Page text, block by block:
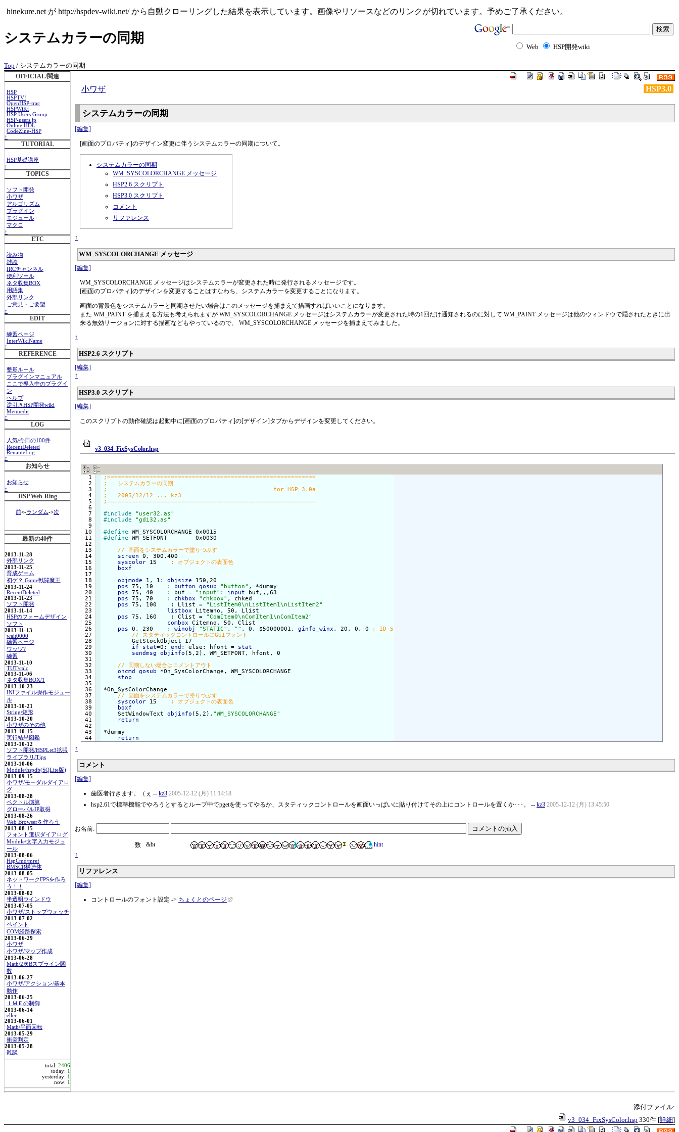
hinekure.net が http://hspdev-wiki.net/ から自動クローリングした結果を表示しています。画像やリソースなどのリンクが切れています。予めご了承ください。
システムカラーの同期
Web HSP開発wiki
Top / システムカラーの同期
OFFICIAL/関連
HSP
HSPTV!
OpenHSP-trac
HSPWiKi
HSP Users Group
HSP-users.jp
Online HDL
CodeZine-HSP
↑
TUTORIAL
HSP基礎講座
↑
TOPICS
ソフト開発
小ワザ
アルゴリズム
プラグイン
モジュール
マクロ
↑
ETC
読み物
雑談
IRCチャンネル
便利ツール
ネタ収集BOX
用語集
外部リンク
ご意見・ご要望
↑
EDIT
練習ページ
InterWikiName
↑
REFERENCE
整形ルール
プラグインマニュアル
ここで導入中のプラグイ
ン
ヘルプ
逆引きHSP開発wiki
Menuedit
↑
LOG
人気/今日の100件
RecentDeleted
RenameLog
↑
お知らせ
お知らせ
↑
HSP Web-Ring
前<-ランダム->次
最新の40件
2013-11-28
外部リンク
2013-11-25
育成ゲーム
初ゲ？ Game戦闘魔王
2013-11-24
RecentDeleted
2013-11-23
ソフト開発
2013-11-14
HSPのフォームデザイン
ソフト
2013-11-13
wait0000
練習ページ
ワッツ?
練習
2013-11-10
TUT/calc
2013-11-06
ネタ収集BOX/1
2013-10-23
INIファイル操作モジュー
ル
2013-10-21
String/矩形
2013-10-20
小ワザのその他
2013-10-15
実行結果図鑑
2013-10-12
ソフト開発/HSPLet3拡張
ライブラリ/Tips
2013-10-06
Module/hspdb(SQLite版)
2013-09-15
小ワザ/モーダルダイアロ
グ
2013-08-28
ベクトル演算
グローバルIP取得
2013-08-26
Web Browserを作ろう
2013-08-15
フォント選択ダイアログ
Module/文字入力モジュ
ール
2013-08-06
HspCmd/mref
BMSCR構造体
2013-08-05
ネットワークFPSを作ろ
う！！
2013-08-02
半透明ウインドウ
2013-07-05
小ワザ/ストップウォッチ
2013-07-02
ペイント
COM経路探索
2013-06-29
小ワザ
小ワザ/マップ作成
2013-06-28
Math/2次Bスプライン関
数
2013-06-27
小ワザ/アクション/基本
動作
2013-06-25
ＩＭＥの制御
2013-06-14
eller
2013-06-01
Math/平面回転
2013-05-29
衝突判定
2013-05-28
雑談
total: 2406
today: 1
yesterday: 1
now: 1
小ワザ HSP3.0
システムカラーの同期
[編集]
[画面のプロパティ]のデザイン変更に伴うシステムカラーの同期について。
システムカラーの同期
WM_SYSCOLORCHANGE メッセージ
HSP2.6 スクリプト
HSP3.0 スクリプト
コメント
リファレンス
↑
WM_SYSCOLORCHANGE メッセージ
[編集]
WM_SYSCOLORCHANGE メッセージはシステムカラーが変更された時に発行されるメッセージです。
[画面のプロパティ]のデザインを変更することはすなわち、システムカラーを変更することになります。
画面の背景色をシステムカラーと同期させたい場合はこのメッセージを捕まえて描画すればいいことになります。
また WM_PAINT を捕まえる方法も考えられますが WM_SYSCOLORCHANGE メッセージはシステムカラーが変更された時の1回だけ通知されるのに対して WM_PAINT メッセージは他のウィンドウで隠されたときに出
来る無効リージョンに対する描画などもやっているので、 WM_SYSCOLORCHANGE メッセージを捕まえてみました。
↑
HSP2.6 スクリプト
[編集]
↑
HSP3.0 スクリプト
[編集]
このスクリプトの動作確認は起動中に[画面のプロパティ]の[デザイン]タブからデザインを変更してください。
v3_034_FixSysColor.hsp
  1
  2
  3
  4
  5
  6
  7
  8
  9
10
11
12
13
14
15
16
17
18
19
20
21
22
23
24
25
26
27
28
29
30
31
32
33
34
35
36
37
38
39
40
41
42
43
#include
"user32.as"
#include
"gdi32.as"
#define
#define
WM_SETFONT        0x0030
screen
0, 300,400
syscolor 15
boxf
objmode
1, 1: objsize
150,20
pos
75, 10    : button gosub "button" , *dummy
pos
75, 40    : buf = "input" : input
buf,,,63
pos
75, 70    : chkbox "chkbox" , chked
pos
75, 100    : Llist = "ListItem0\nListItem1\nListItem2"
listbox
Litemno, 50, Llist
pos
75, 160    : Clist = "ComItem0\nComItem1\nComItem2"
combox
Citemno, 50, Clist
pos
0, 230    : winobj "STATIC" , "" , 0, $50000001, ginfo_winx , 20, 0, 0
        GetStockObject 17
if
stat=0: end : else: hfont = stat
sendmsg
objinfo (5,2), WM_SETFONT, hfont, 0
oncmd
gosub
*On_SysColorChange, WM_SYSCOLORCHANGE
stop
*On_SysColorChange
syscolor 15
boxf
    SetWindowText
objinfo (5,2), "WM_SYSCOLORCHANGE"
return
*dummy
return
↑
コメント
[編集]
歯医者行きます。（ぇ -- kz3 2005-12-12 (月) 11:14:18
hsp2.61で標準機能でやろうとするとループ中でpgetを使ってやるか、スタティックコントロールを画面いっぱいに貼り付けてその上にコントロールを置くか･･･。 -- kz3 2005-12-12 (月) 13:45:50
お名前:
↑
リファレンス
[編集]
コントロールのフォント設定 -> ちょくとのページ
添付ファイル:
v3_034_FixSysColor.hsp 330件 [詳細]